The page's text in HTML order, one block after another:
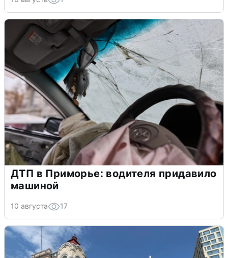
ДТП в Приморье: водителя придавило
машиной
10 августа 17